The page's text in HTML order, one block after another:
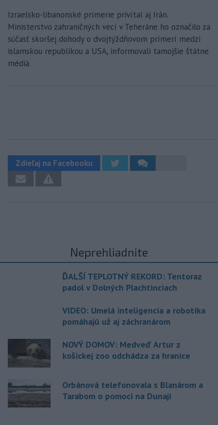
Izraelsko-libanonské prímerie privítal aj Irán.
Ministerstvo zahraničných vecí v Teheráne ho označilo za
súčasť skoršej dohody o dvojtýždňovom prímerí medzi
islamskou republikou a USA, informovali tamojšie štátne
médiá.
Zdieľaj na Facebooku
Neprehliadnite
ĎALŠÍ TEPLOTNÝ REKORD: Tentoraz
padol v Dolných Plachtinciach
VIDEO: Umelá inteligencia a robotika
pomáhajú už aj záchranárom
NOVÝ DOMOV: Medveď Artur z
košickej zoo odchádza za hranice
Orbánová telefonovala s Blanárom a
Tarabom o pomoci na Dunaji